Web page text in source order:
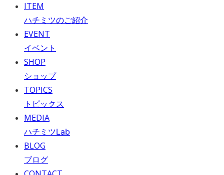
ITEM
ハチミツのご紹介
EVENT
イベント
SHOP
ショップ
TOPICS
トピックス
MEDIA
ハチミツLab
BLOG
ブログ